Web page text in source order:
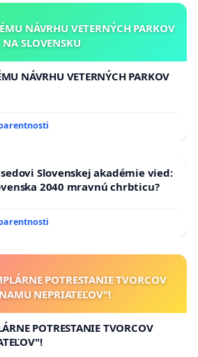
NÁVRHU VETERNÝCH PARKOV
NA SLOVENSKU
NÁVRHU VETERNÝCH PARKOV
Slovenskej akadémie vied:
2040 mravnú chrbticu?
POTRESTANIE TVORCOV
NEPRIATEĽOV"!
POTRESTANIE TVORCOV